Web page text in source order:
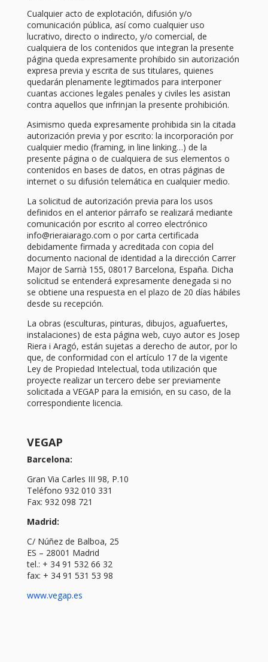
Cualquier acto de explotación, difusión y/o
comunicación pública, así como cualquier uso
lucrativo, directo o indirecto, y/o comercial, de
cualquiera de los contenidos que integran la presente
página queda expresamente prohibido sin autorización
expresa previa y escrita de sus titulares, quienes
quedarán plenamente legitimados para interponer
cuantas acciones legales penales y civiles les asistan
contra aquellos que infrinjan la presente prohibición.
Asimismo queda expresamente prohibida sin la citada
autorización previa y por escrito: la incorporación por
cualquier medio (framing, in line linking…) de la
presente página o de cualquiera de sus elementos o
contenidos en bases de datos, en otras páginas de
internet o su difusión telemática en cualquier medio.
La solicitud de autorización previa para los usos
definidos en el anterior párrafo se realizará mediante
comunicación por escrito al correo electrónico
info@rieraiarago.com o por carta certificada
debidamente firmada y acreditada con copia del
documento nacional de identidad a la dirección Carrer
Major de Sarrià 155, 08017 Barcelona, España. Dicha
solicitud se entenderá expresamente denegada si no
se obtiene una respuesta en el plazo de 20 días hábiles
desde su recepción.
La obras (esculturas, pinturas, dibujos, aguafuertes,
instalaciones) de esta página web, cuyo autor es Josep
Riera i Aragó, están sujetas a derecho de autor, por lo
que, de conformidad con el artículo 17 de la vigente
Ley de Propiedad Intelectual, toda utilización que
proyecte realizar un tercero debe ser previamente
solicitada a VEGAP para la emisión, en su caso, de la
correspondiente licencia.
VEGAP
Barcelona:
Gran Via Carles III 98, P.10
Teléfono 932 010 331
Fax: 932 098 721
Madrid:
C/ Núñez de Balboa, 25
ES – 28001 Madrid
tel.: + 34 91 532 66 32
fax: + 34 91 531 53 98
www.vegap.es